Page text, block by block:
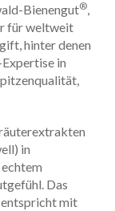
Bienengut®,
für weltweit
hinter denen
in
in
Das
mit